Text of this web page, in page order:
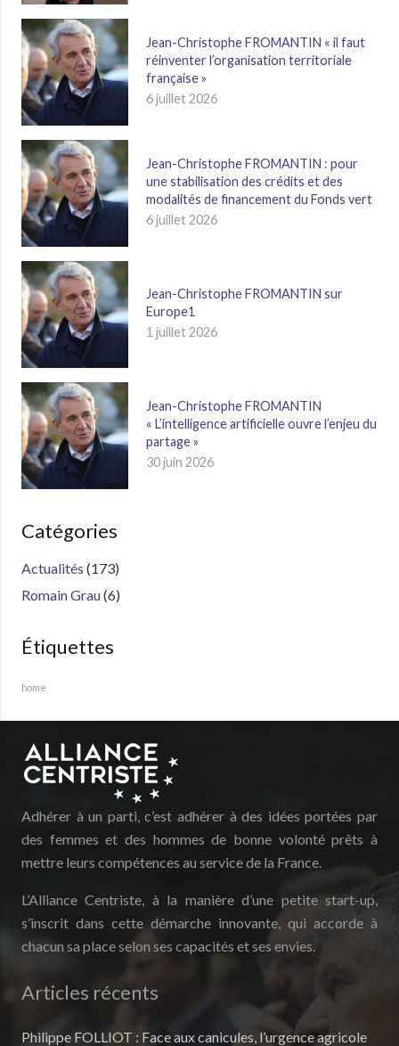
Jean-Christophe FROMANTIN « il faut
réinventer l’organisation territoriale
française »
6 juillet 2026
Jean-Christophe FROMANTIN : pour
une stabilisation des crédits et des
modalités de financement du Fonds vert
6 juillet 2026
Jean-Christophe FROMANTIN sur
Europe1
1 juillet 2026
Jean-Christophe FROMANTIN
« L’intelligence artificielle ouvre l’enjeu du
partage »
30 juin 2026
Catégories
Actualités (173)
Romain Grau(6)
Étiquettes
home
Adhérer à un parti, c’est adhérer à des idées portées par
des femmes et des hommes de bonne volonté prêts à
mettre leurs compétences au service de la France.
L’Alliance Centriste, à la manière d’une petite start-up,
s’inscrit dans cette démarche innovante, qui accorde à
chacun sa place selon ses capacités et ses envies.
Articles récents
Philippe FOLLIOT : Face aux canicules, l’urgence agricole